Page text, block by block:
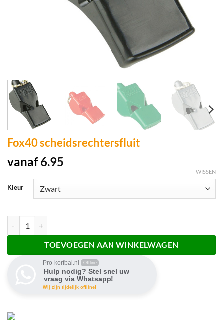
Fox40 scheidsrechtersfluit
vanaf6.95
Kleur
WISSEN
TOEVOEGEN AAN WINKELWAGEN
Pro-korfbal.nl Offline
Hulp nodig? Stel snel uw
vraag via Whatsapp!
Wij zijn tijdelijk offline!